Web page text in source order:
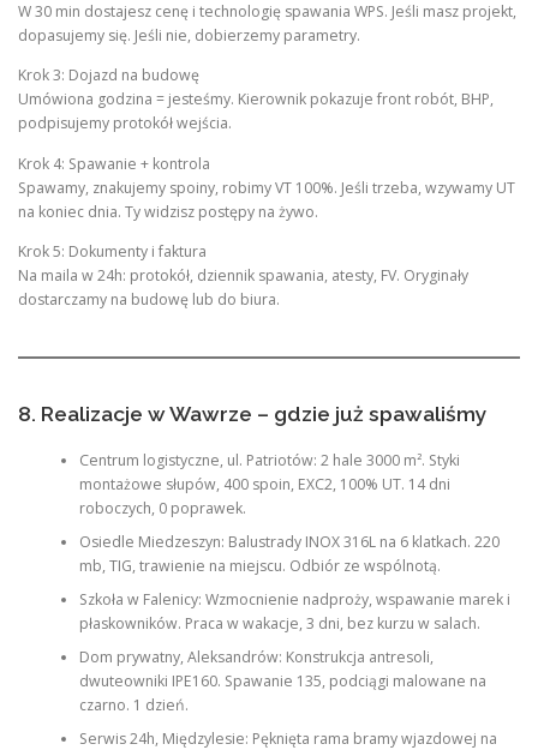
W 30 min dostajesz cenę i technologię spawania WPS. Jeśli masz projekt,
dopasujemy się. Jeśli nie, dobierzemy parametry.
Krok 3: Dojazd na budowę
Umówiona godzina = jesteśmy. Kierownik pokazuje front robót, BHP,
podpisujemy protokół wejścia.
Krok 4: Spawanie + kontrola
Spawamy, znakujemy spoiny, robimy VT 100%. Jeśli trzeba, wzywamy UT
na koniec dnia. Ty widzisz postępy na żywo.
Krok 5: Dokumenty i faktura
Na maila w 24h: protokół, dziennik spawania, atesty, FV. Oryginały
dostarczamy na budowę lub do biura.
8. Realizacje w Wawrze – gdzie już spawaliśmy
Centrum logistyczne, ul. Patriotów: 2 hale 3000 m². Styki
montażowe słupów, 400 spoin, EXC2, 100% UT. 14 dni
roboczych, 0 poprawek.
Osiedle Miedzeszyn: Balustrady INOX 316L na 6 klatkach. 220
mb, TIG, trawienie na miejscu. Odbiór ze wspólnotą.
Szkoła w Falenicy: Wzmocnienie nadproży, wspawanie marek i
płaskowników. Praca w wakacje, 3 dni, bez kurzu w salach.
Dom prywatny, Aleksandrów: Konstrukcja antresoli,
dwuteowniki IPE160. Spawanie 135, podciągi malowane na
czarno. 1 dzień.
Serwis 24h, Międzylesie: Pęknięta rama bramy wjazdowej na